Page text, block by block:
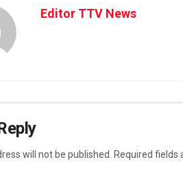
Editor TTV News
will not be published. Required fields